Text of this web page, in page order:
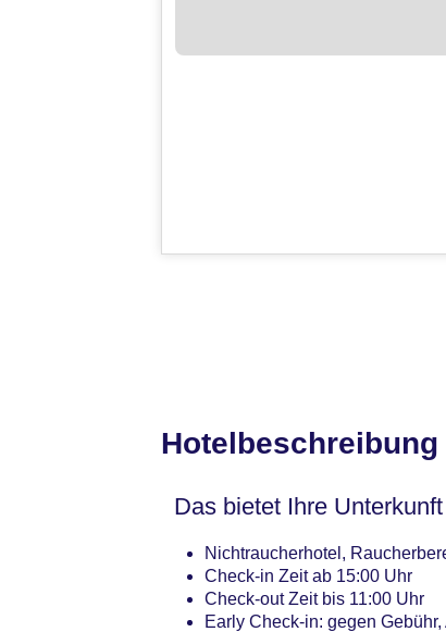
Das bietet Ihre Unterkunft
Nichtraucherhotel,
Check-in Zeit ab 15:00 Uhr
Check-out Zeit bis 11:00 Uhr
Early Check-in: gegen